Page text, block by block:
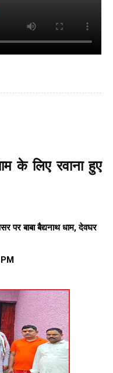
के लिए रवाना हुए
पर बाबा बैद्यनाथ धाम, देवघर